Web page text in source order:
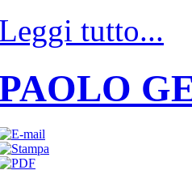
Leggi tutto...